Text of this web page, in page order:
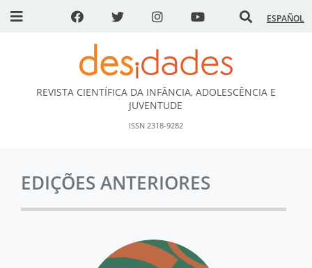
ESPAÑOL
DESidades
REVISTA CIENTÍFICA DA INFÂNCIA, ADOLESCÊNCIA E
JUVENTUDE
ISSN 2318-9282
EDIÇÕES ANTERIORES